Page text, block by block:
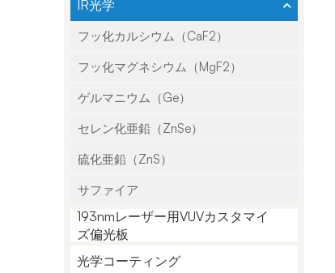
IR光学
フッ化カルシウム（CaF2）
フッ化マグネシウム（MgF2）
ゲルマニウム（Ge）
セレン化亜鉛（ZnSe）
硫化亜鉛（ZnS）
サファイア
193nmレーザー用VUVカスタマイ
ズ偏光板
光学コーティング